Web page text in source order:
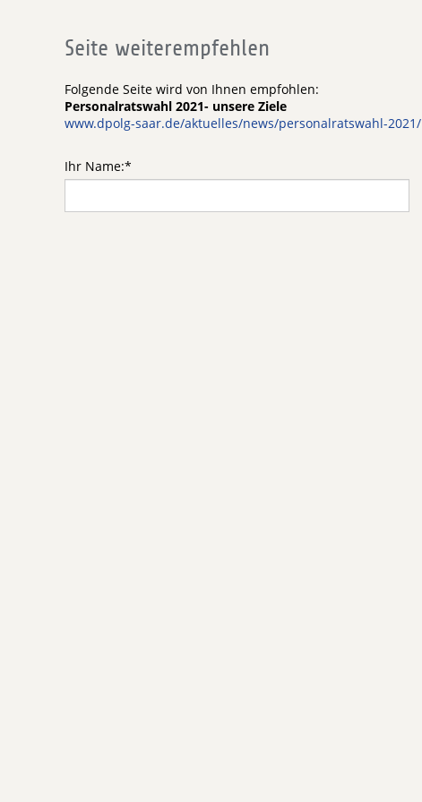
Seite weiterempfehlen
Folgende Seite wird von Ihnen empfohlen:
Personalratswahl 2021- unsere Ziele
www.dpolg-saar.de/aktuelles/news/personalratswahl-2021/
Ihr Name:*